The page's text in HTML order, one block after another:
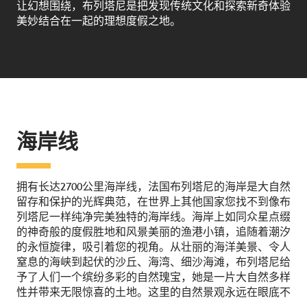
让幻想围绕，布列塔尼是把发现传统文化和探索新奇体验
美妙结合在一起的理想度假之地。
海岸线
拥有长达2700公里海岸线，法国布列塔尼的海岸是大自然
留存和保护的光辉典范，在世界上其他国家您找不到像布
列塔尼一样纯净完美独特的海岸线。海岸上如同众星点缀
的神奇般的度假胜地和风景美丽的渔港小镇，追随着潮汐
的永恒旋律，吸引着您的视角。从壮丽的海洋美景、令人
窒息的海峡到起伏的沙丘、海湾、细沙海滩，布列塔尼给
予了人们一个缤纷多彩的自然瑰宝，她是一片大自然多样
性并带来无限惊喜的土地。这里的自然景观永远在眼底不